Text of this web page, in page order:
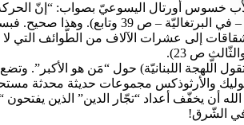
الأب خسوس أورتال اليسوعيّ بصواب: “إنّ
للتفتّت والتّشتّت بين المسيحيين”
وتكاثرت الانشقاقات إلى عشرات الآلاف
اللبنانيّة) حول “مَن هو الأكبر”.
والأرثوذكس مجموعات حديثة محدثة
أن يخفّف أعداد “تجّار الدين” الذين
في الشّرق!